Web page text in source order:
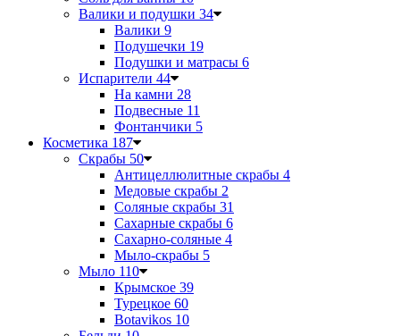
Валики и подушки 34
Валики 9
Подушечки 19
Подушки и матрасы 6
Испарители 44
На камни 28
Подвесные 11
Фонтанчики 5
Косметика 187
Скрабы 50
Антицеллюлитные скрабы 4
Медовые скрабы 2
Соляные скрабы 31
Сахарные скрабы 6
Сахарно-соляные 4
Мыло-скрабы 5
Мыло 110
Крымское 39
Турецкое 60
Botavikos 10